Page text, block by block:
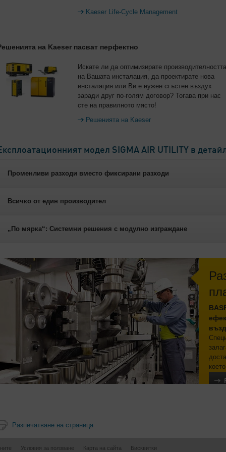
Kaeser Life-Cycle Management
на Kaeser пасват перфектно
Искате ли да оптимизирате производителността
на Вашата инсталация, да проектирате нова
инсталация или Ви е нужен сгъстен въздух
заради друг по-голям договор? Тогава при нас
сте на правилното място!
Решенията на Kaeser
модел SIGMA AIR UTILITY в
Променливи разходи вместо фиксирани разходи
Всичко от един производител
„По мярка“: Системни решения с модулно изграждане
Разпечатване на страница
Условия за ползване Карта на сайта Бисквитки